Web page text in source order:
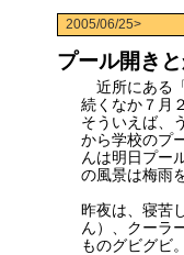
2005/06/25>
プール開き
近所にある
続くなか７月
そういえば、
から学校のプ
んは明日プー
の風景は梅雨
昨夜は、寝苦
ん）、クーラ
ものグビグビ